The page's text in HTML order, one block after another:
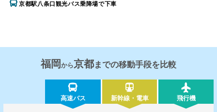
京都駅八条口観光バス乗降場で下車
福岡 から京都までの移動手段を比較
高速バス 新幹線・電車 飛行機